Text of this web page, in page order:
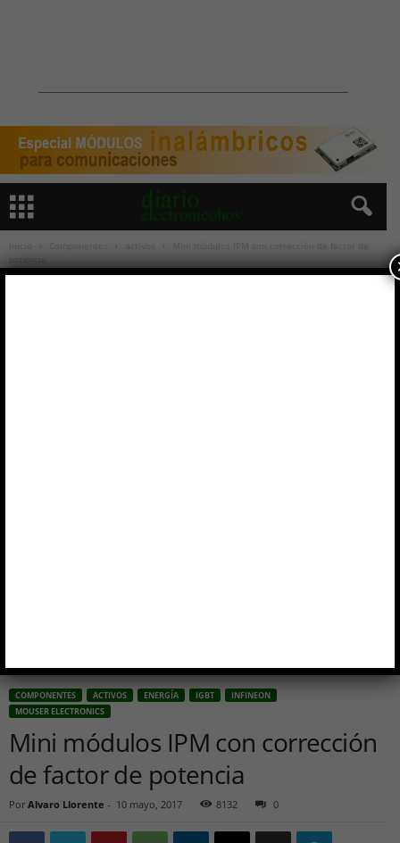
Componentes activos
Mini módulos IPM con corrección de factor de
potencia
COMPONENTES ACTIVOS ENERGÍA IGBT
INFINEON
MOUSER ELECTRONICS
Mini módulos IPM con corrección
de factor de potencia
Por Alvaro Llorente - 10 mayo, 2017 8132 0